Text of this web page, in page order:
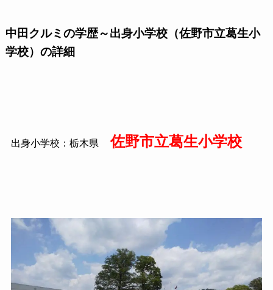
中田クルミの学歴～出身小学校（佐野市立葛生小
学校）の詳細
出身小学校：栃木県 佐野市立葛生小学校